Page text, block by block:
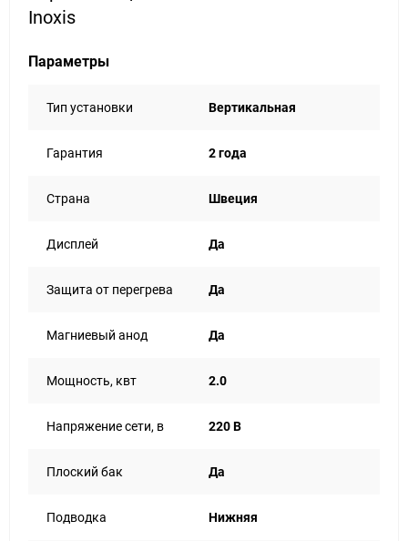
Inoxis
Параметры
Тип установки Вертикальная
Гарантия 2 года
Страна Швеция
Дисплей Да
Защита от перегрева Да
Магниевый анод Да
Мощность, квт 2.0
Напряжение сети, в 220 В
Плоский бак Да
Подводка Нижняя